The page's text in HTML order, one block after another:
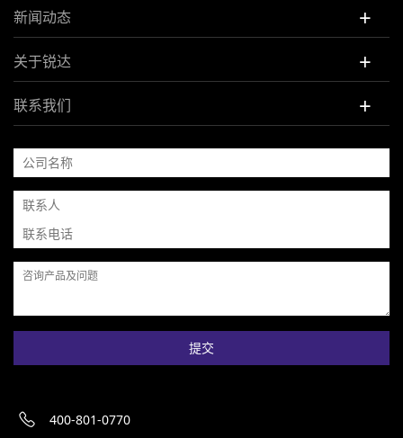
新闻动态 +
关于锐达 +
联系我们 +
提交
400-801-0770